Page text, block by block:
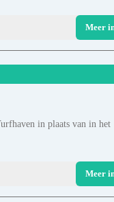
Meer
in plaats van in het
Meer